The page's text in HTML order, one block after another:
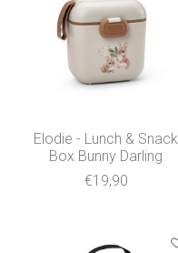
Elodie - Lunch & Snack
Box Bunny Darling
€19,90